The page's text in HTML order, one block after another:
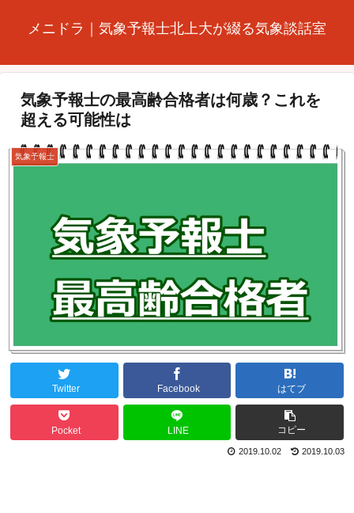
メニドラ｜気象予報士北上大が綴る気象談話室
気象予報士の最高齢合格者は何歳？これを
超える可能性は
気象予報士
Twitter Facebook はてブ
Pocket LINE コピー
2019.10.03
2019.10.02